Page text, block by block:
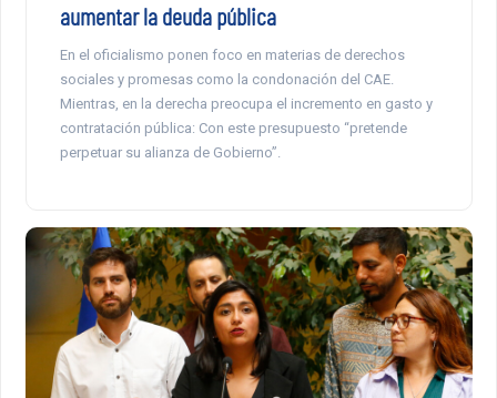
aumentar la deuda pública
En el oficialismo ponen foco en materias de derechos
sociales y promesas como la condonación del CAE.
Mientras, en la derecha preocupa el incremento en gasto y
contratación pública: Con este presupuesto “pretende
perpetuar su alianza de Gobierno”.